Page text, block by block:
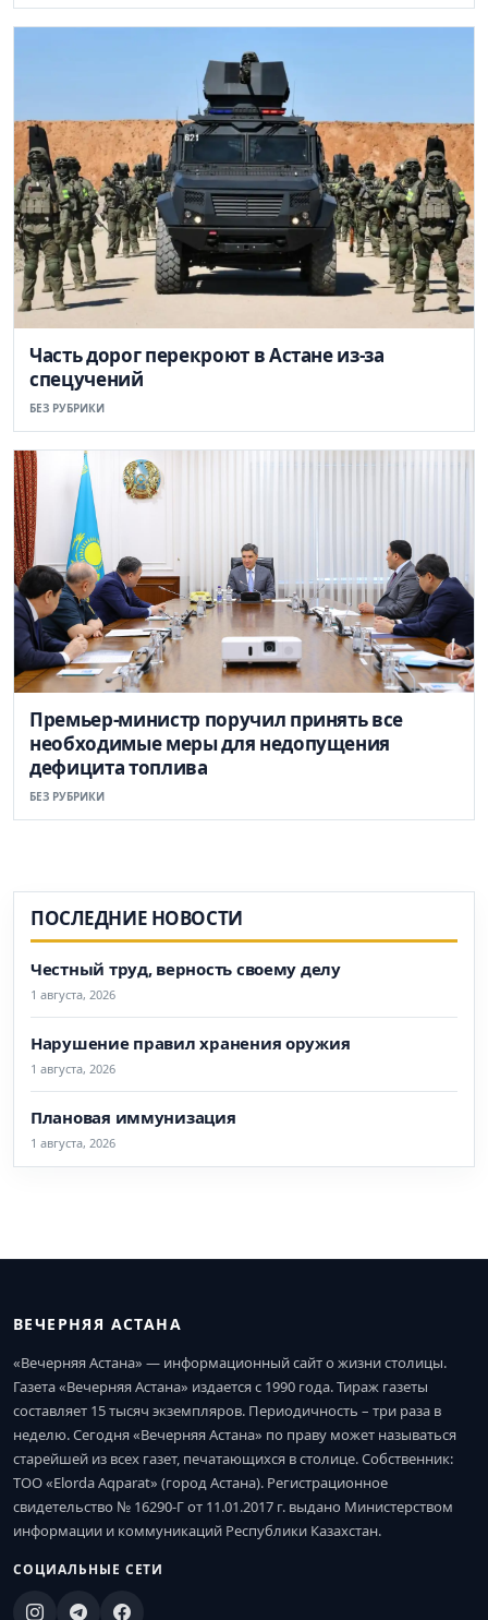
Часть дорог перекроют в Астане из-за
спецучений
БЕЗ РУБРИКИ
Премьер-министр поручил принять все
необходимые меры для недопущения
дефицита топлива
БЕЗ РУБРИКИ
ПОСЛЕДНИЕ НОВОСТИ
Честный труд, верность своему делу
1 августа, 2026
Нарушение правил хранения оружия
1 августа, 2026
Плановая иммунизация
1 августа, 2026
ВЕЧЕРНЯЯ АСТАНА
«Вечерняя Астана» — информационный сайт о жизни столицы.
Газета «Вечерняя Астана» издается с 1990 года. Тираж газеты
составляет 15 тысяч экземпляров. Периодичность – три раза в
неделю. Сегодня «Вечерняя Астана» по праву может называться
старейшей из всех газет, печатающихся в столице. Собственник:
ТОО «Elorda Aqparat» (город Астана). Регистрационное
свидетельство № 16290-Г от 11.01.2017 г. выдано Министерством
информации и коммуникаций Республики Казахстан.
СОЦИАЛЬНЫЕ СЕТИ